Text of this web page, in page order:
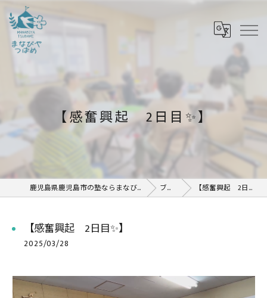
【感奮興起 2日目✨】
鹿児島県鹿児島市の塾ならまなびや つばめ ブログ 【感奮興起 2日目✨】
【感奮興起 2日目✨】
2025/03/28